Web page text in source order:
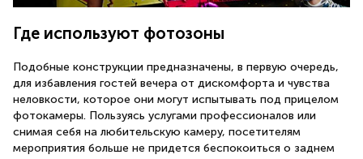
Где используют фотозоны
Подобные конструкции предназначены, в первую очередь,
для избавления гостей вечера от дискомфорта и чувства
неловкости, которое они могут испытывать под прицелом
фотокамеры. Пользуясь услугами профессионалов или
снимая себя на любительскую камеру, посетителям
мероприятия больше не придется беспокоиться о заднем